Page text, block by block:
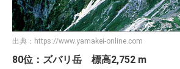
出典： https://www.yamakei-online.com
80位：ズバリ岳 標高2,752 m